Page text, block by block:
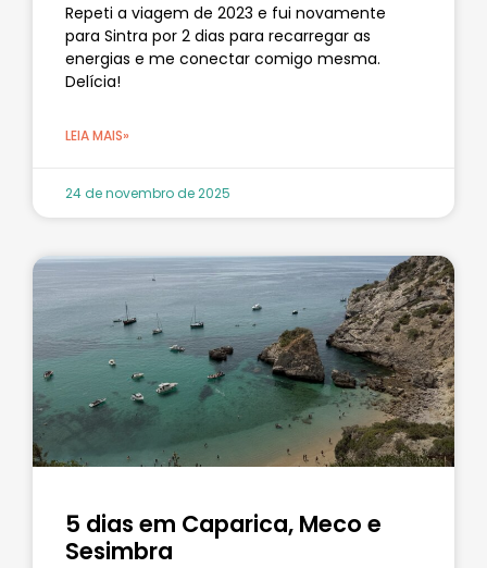
Repeti a viagem de 2023 e fui novamente
para Sintra por 2 dias para recarregar as
energias e me conectar comigo mesma.
Delícia!
LEIA MAIS»
24 de novembro de 2025
5 dias em Caparica, Meco e
Sesimbra